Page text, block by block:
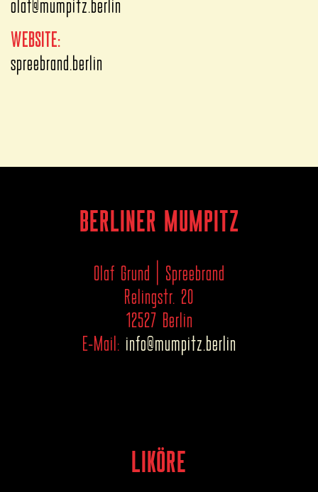
olaf@mumpitz.berlin
WEBSITE:
spreebrand.berlin
BERLINER MUMPITZ
Olaf Grund | Spreebrand
Relingstr. 20
12527 Berlin
E-Mail: info@mumpitz.berlin
LIKÖRE